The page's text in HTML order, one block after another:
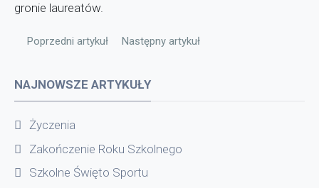
gronie laureatów.
Poprzedni artykuł: Tenisowe turnieje
Poprzedni artykuł Następny artykuł: Konkurs dla klas I-III
Następny artykuł
NAJNOWSZE ARTYKUŁY
Życzenia
Zakończenie Roku Szkolnego
Szkolne Święto Sportu